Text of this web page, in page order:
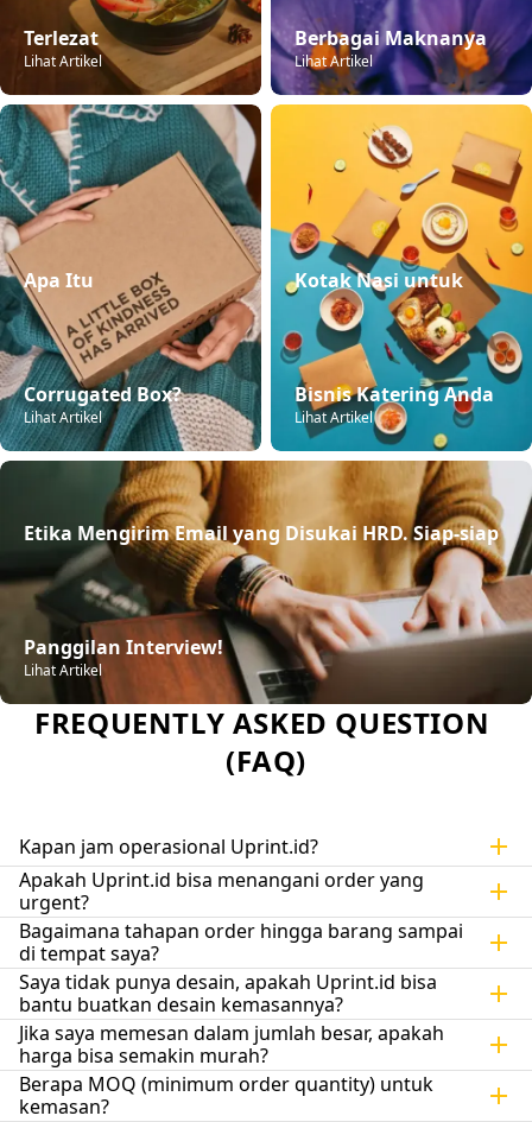
Terlezat
Lihat Artikel
Berbagai Maknanya
Lihat Artikel
Apa Itu
Corrugated Box?
Lihat Artikel
Kotak Nasi untuk
Bisnis Katering Anda
Lihat Artikel
Etika Mengirim Email yang Disukai HRD. Siap-siap
Panggilan Interview!
Lihat Artikel
FREQUENTLY ASKED QUESTION
(FAQ)
Kapan jam operasional Uprint.id? add
Apakah Uprint.id bisa menangani order yang
urgent?
add
Bagaimana tahapan order hingga barang sampai
di tempat saya?
add
Saya tidak punya desain, apakah Uprint.id bisa
bantu buatkan desain kemasannya?
add
Jika saya memesan dalam jumlah besar, apakah
harga bisa semakin murah?
add
Berapa MOQ (minimum order quantity) untuk
kemasan?
add